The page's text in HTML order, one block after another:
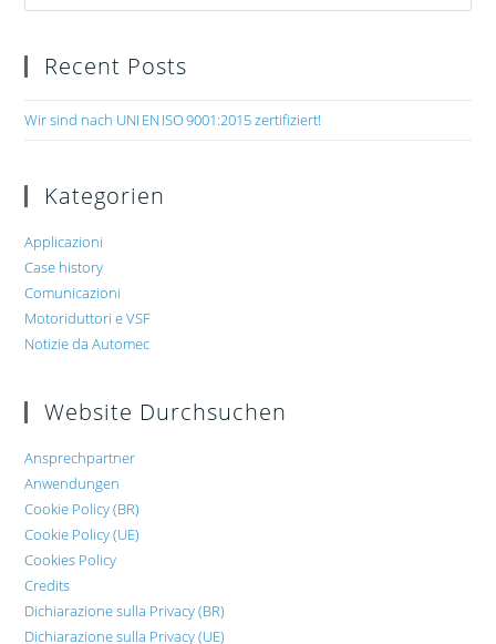
Recent Posts
Wir sind nach UNI EN ISO 9001:2015 zertifiziert!
Kategorien
Applicazioni
Case history
Comunicazioni
Motoriduttori e VSF
Notizie da Automec
Website Durchsuchen
Ansprechpartner
Anwendungen
Cookie Policy (BR)
Cookie Policy (UE)
Cookies Policy
Credits
Dichiarazione sulla Privacy (BR)
Dichiarazione sulla Privacy (UE)